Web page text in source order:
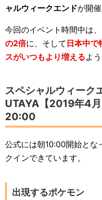
ャルウィークエンドが開
今回のイベント時間中は
の2倍に、そして 日本中で
スがいつもより増えるよ
スペシャルウィーク
UTAYA【2019年4
20:00
公式には朝10:00開始とな
クインできています。
出現するポケモン